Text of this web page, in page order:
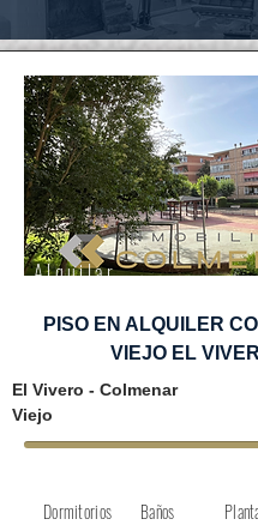
Alquilar
PISO EN ALQUILER
VIEJO EL
El Vivero - Colmenar
Viejo
Dormitorios Baños